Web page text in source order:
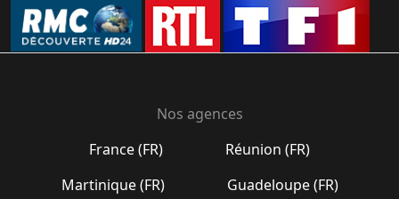
Nos agences
France (FR)
Réunion (FR)
Martinique (FR)
Guadeloupe (FR)